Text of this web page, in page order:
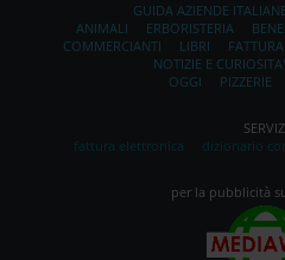
GUIDA AZIENDE ITALIANE
ANIMALI
ERBORISTERIA
COMMERCIANTI
LIBRI
NOTIZIE E CURIOSITA'
OGGI
PIZZERIE
fattura elettronica
dizionario
per la pubblicità